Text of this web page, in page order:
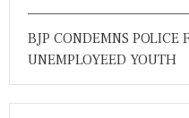
BJP CONDEMNS POLICE
UNEMPLOYEED YOUTH